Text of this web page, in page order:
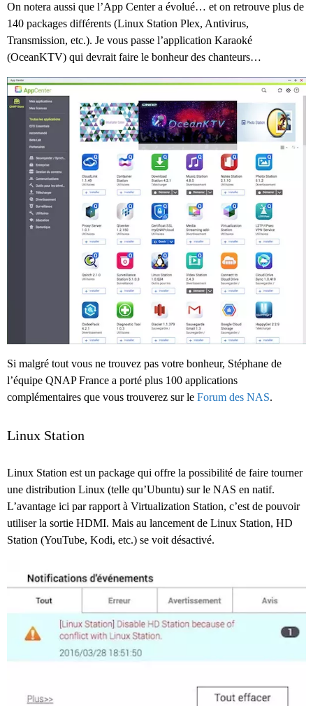
On notera aussi que l’App Center a évolué… et on retrouve plus de
140 packages différents (Linux Station Plex, Antivirus,
Transmission, etc.). Je vous passe l’application Karaoké
(OceanKTV) qui devrait faire le bonheur des chanteurs…
Si malgré tout vous ne trouvez pas votre bonheur, Stéphane de
l’équipe QNAP France a porté plus 100 applications
complémentaires que vous trouverez sur le Forum des NAS.
Linux Station
Linux Station est un package qui offre la possibilité de faire tourner
une distribution Linux (telle qu’Ubuntu) sur le NAS en natif.
L’avantage ici par rapport à Virtualization Station, c’est de pouvoir
utiliser la sortie HDMI. Mais au lancement de Linux Station, HD
Station (YouTube, Kodi, etc.) se voit désactivé.